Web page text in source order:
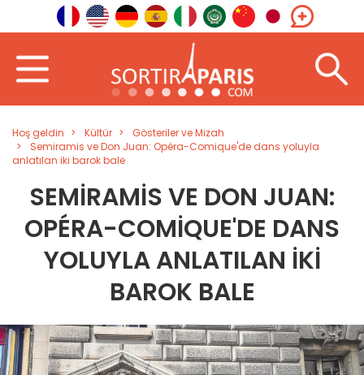
Hoş geldin Kültür
Gösteriler ve Mizah
Semiramis ve Don Juan: Opéra-Comique'de dans yoluyla
anlatılan iki barok bale
SEMIRAMIS VE DON JUAN:
OPÉRA-COMIQUE'DE DANS
YOLUYLA ANLATILAN IKI
BAROK BALE